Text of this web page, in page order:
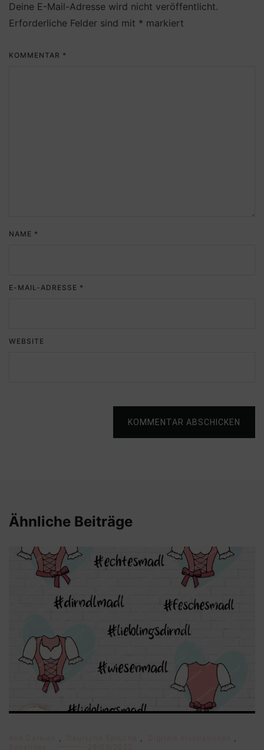
Deine E-Mail-Adresse wird nicht veröffentlicht.
Erforderliche Felder sind mit * markiert
KOMMENTAR *
NAME *
E-MAIL-ADRESSE *
WEBSITE
KOMMENTAR ABSCHICKEN
Ähnliche Beiträge
, ,
,